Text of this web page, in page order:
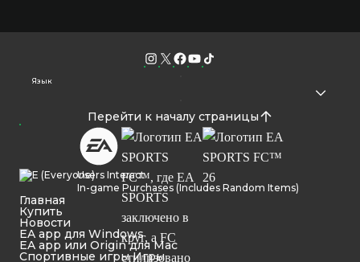
Язык
Перейти к началу страницы
Users Interact
In-game Purchases (Includes Random Items)
Главная
Купить
Новости
EA app для Windows
EA app или Origin для Mac
Спортивные игры Игры